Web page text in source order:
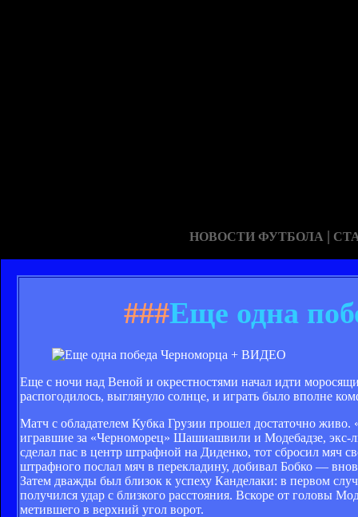
НОВОСТИ ФУТБОЛА |
###Еще одна
Еще с ночи над Веной и окрестностями начал идти
распогодилось, выглянуло солнце, и играть было вполне
Матч с обладателем Кубка Грузии прошел достаточно
игравшие за «Черноморец» Шашиашвили и Модебадзе, экс-
сделал пас в центр штрафной на Диденко, тот сбросил мяч
штрафного послал мяч в перекладину, добивал Бобко —
Затем дважды был близок к успеху Канделаки: в первом
получился удар с близкого расстояния. Вскоре от головы
метившего в верхний угол ворот.